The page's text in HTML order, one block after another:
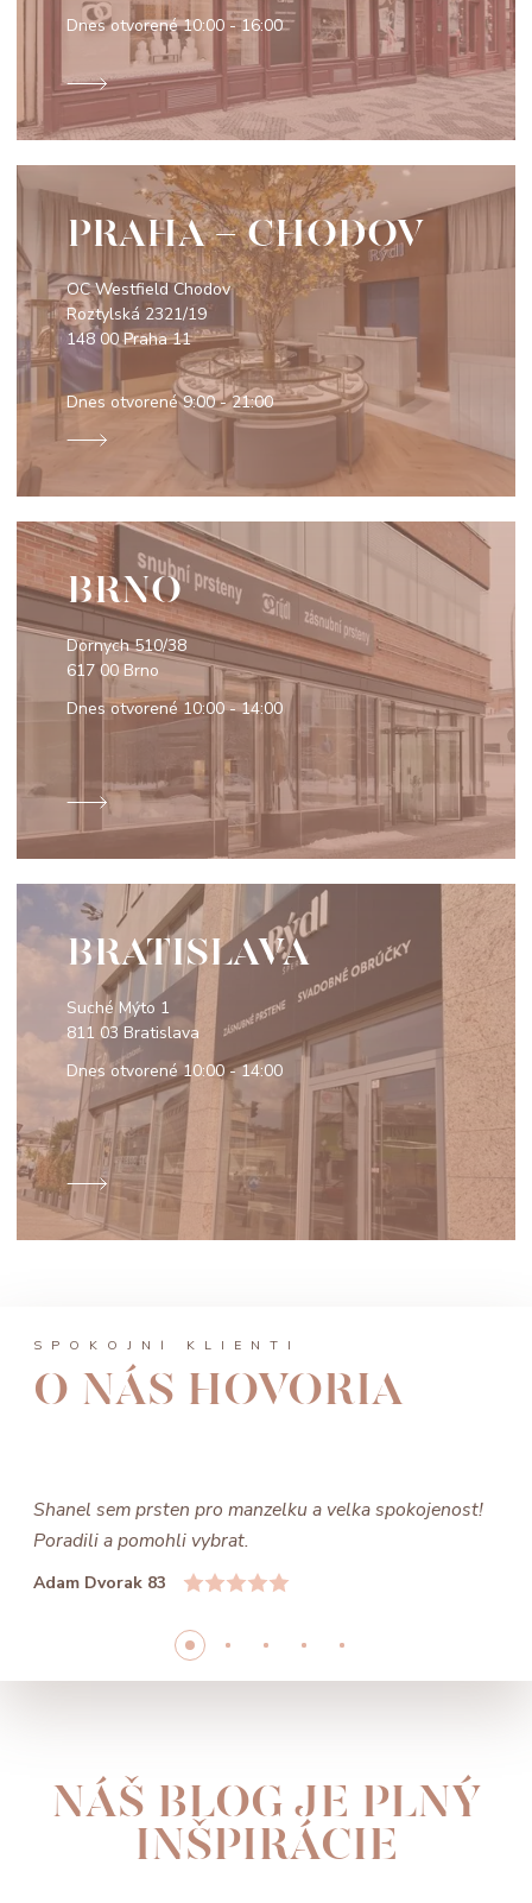
Dnes otvorené10:00 - 16:00
PRAHA - CHODOV
OC Westfield Chodov
Roztylská 2321/19
148 00 Praha 11
Dnes otvorené9:00 - 21:00
BRNO
Dornych 510/38
617 00 Brno
Dnes otvorené 10:00 - 14:00
BRATISLAVA
Suché Mýto 1
811 03 Bratislava
Dnes otvorené10:00 - 14:00
SPOKOJNÍ KLIENTI
O NÁS HOVORIA
Shanel sem prsten pro manzelku a velka spokojenost!
Poradili a pomohli vybrat.
Adam Dvorak 83
NÁŠ BLOG JE PLNÝ
INŠPIRÁCIE